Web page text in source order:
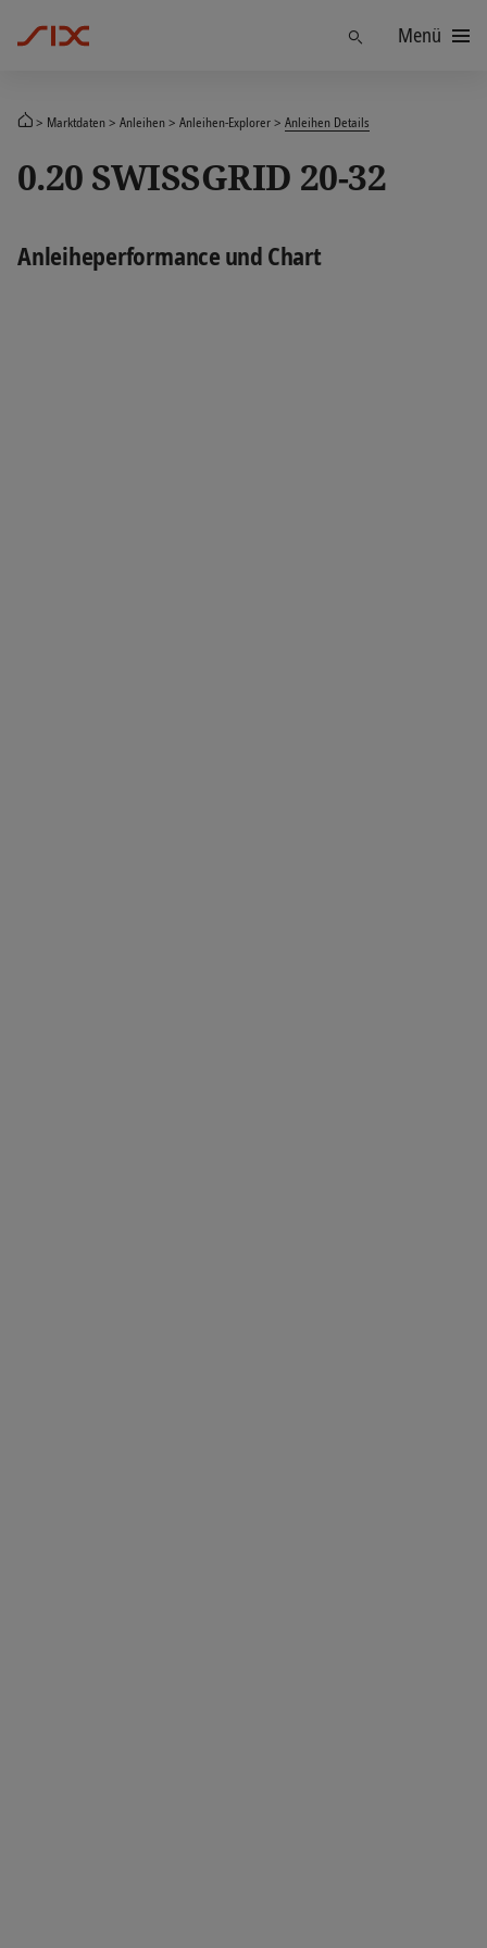
FindenMenü
Marktdaten Anleihen Anleihen-Explorer Anleihen Details
0.20 SWISSGRID 20-32
Anleiheperformance und Chart